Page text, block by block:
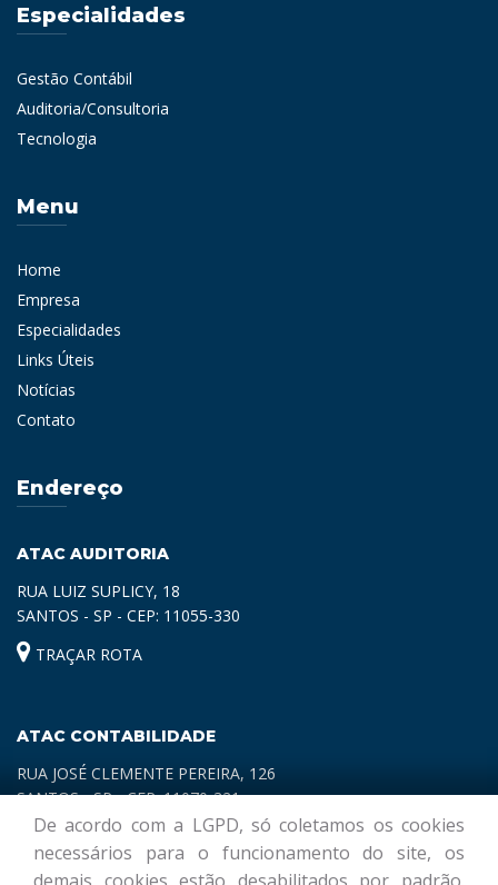
Especialidades
Gestão Contábil
Auditoria/Consultoria
Tecnologia
Menu
Home
Empresa
Especialidades
Links Úteis
Notícias
Contato
Endereço
ATAC AUDITORIA
RUA LUIZ SUPLICY, 18
SANTOS - SP - CEP: 11055-330
TRAÇAR ROTA
ATAC CONTABILIDADE
RUA JOSÉ CLEMENTE PEREIRA, 126
SANTOS - SP - CEP: 11070-321
TRAÇAR ROTA
De acordo com a LGPD, só coletamos os cookies
necessários para o funcionamento do site, os